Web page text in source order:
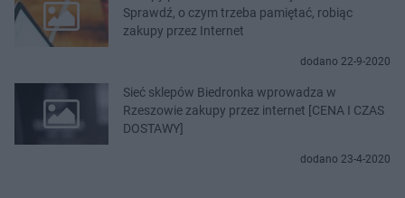
Sprawdź, o czym trzeba pamiętać, robiąc
zakupy przez Internet
dodano 22-9-2020
Sieć sklepów Biedronka wprowadza w
Rzeszowie zakupy przez internet [CENA I CZAS
DOSTAWY]
dodano 23-4-2020